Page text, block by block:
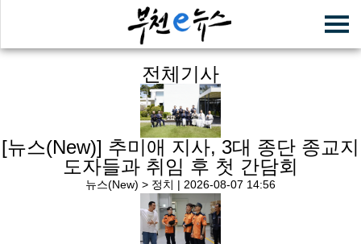
전체기사
[뉴스(New)] 추미애 지사, 3대 종단 종교지
도자들과 취임 후 첫 간담회
뉴스(New) > 정치 | 2026-08-07 14:56